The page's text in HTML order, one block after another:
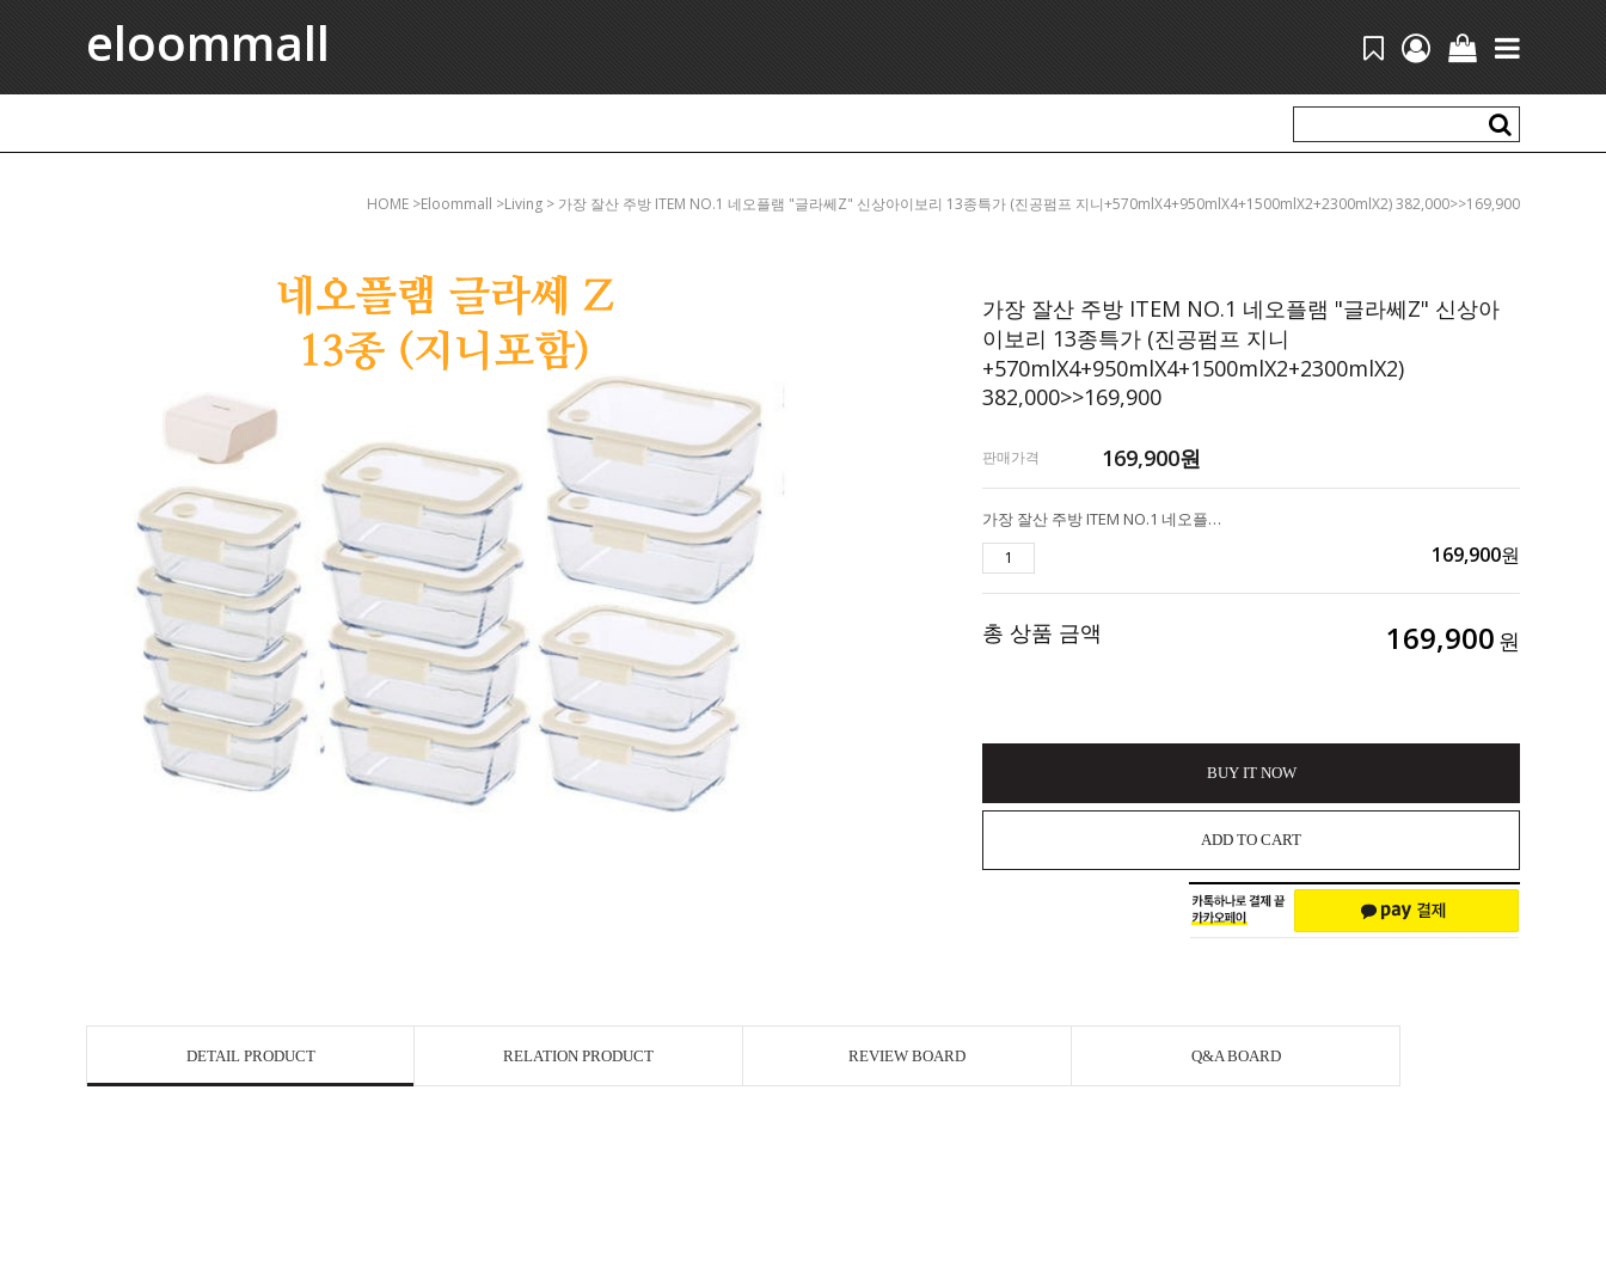
eloommall
HOME >eloommall >living > 가장 잘산 주방 ITEM NO.1 네오플램 "글라쎄Z" 신상아이보리 13종특가 (진공펌프 지니+570mlX4+950mlX4+1500mlX2+2300mlX2) 382,000>>169,900
가장 잘산 주방 ITEM NO.1 네오플램 "글라쎄Z" 신상아
이보리 13종특가 (진공펌프 지니
+570mlX4+950mlX4+1500mlX2+2300mlX2)
382,000>>169,900
판매가격 169,900원
가장 잘산 주방 ITEM NO.1 네오플램 "글라쎄Z" 신상아이보리 13종특가 (진공펌프 지니+570mlX4+950mlX4+1500mlX2+2300mlX2) 382,000>>169,900
169,900원
총 상품 금액 169,900 원
BUY IT NOW
ADD TO CART
DETAIL PRODUCT RELATION PRODUCT REVIEW BOARD Q&A BOARD